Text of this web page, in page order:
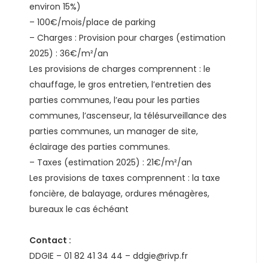
environ 15%)
– 100€/mois/place de parking
– Charges : Provision pour charges (estimation
2025) : 36€/m²/an
Les provisions de charges comprennent : le
chauffage, le gros entretien, l’entretien des
parties communes, l’eau pour les parties
communes, l’ascenseur, la télésurveillance des
parties communes, un manager de site,
éclairage des parties communes.
– Taxes (estimation 2025) : 21€/m²/an
Les provisions de taxes comprennent : la taxe
foncière, de balayage, ordures ménagères,
bureaux le cas échéant
Contact :
DDGIE – 01 82 41 34 44 – ddgie@rivp.fr